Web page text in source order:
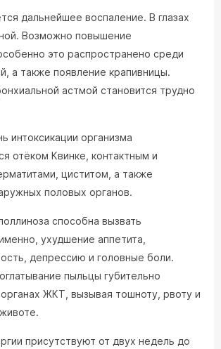
дальнейшее воспаление. В глазах
Возможно повышение
это распространено среди
а также появление крапивницы.
астмой становится трудно
интоксикации организма
отёком Квинке, контактным и
циститом, а также
половых органов.
способна вызвать
ухудшение аппетита,
депрессию и головные боли.
пыльцы губительно
ЖКТ, вызывая тошноту, рвоту и
присутствуют от двух недель до